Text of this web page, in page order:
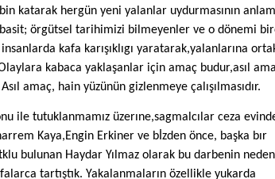
katarak hergün yeni yalanlar uydurmasının
basit; örgütsel tarihimizi bilmeyenler ve o dönemi
kafa karışıklıgı yaratarak,yalanlarına
kabaca yaklaşanlar için amaç budur,asıl
amaç, hain yüzünün gizlenmeye çalışılmasıdır.
ile tutuklanmamız üzerıne,sagmalcılar ceza
Kaya,Engin Erkiner ve bİzden önce, başka bır
bulunan Haydar Yılmaz olarak bu darbenin
tartıştık. Yakalanmaların özellikle yukarda